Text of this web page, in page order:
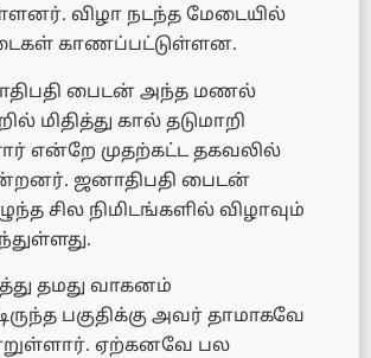
விழா நடந்த மேடையில்
காணப்பட்டுள்ளன.
பைடன் அந்த மணல்
மிதித்து கால் தடுமாறி
என்றே முதற்கட்ட தகவலில்
ஜனாதிபதி பைடன்
சில நிமிடங்களில் விழாவும்
தமது வாகனம்
பகுதிக்கு அவர் தாமாகவே
ஏற்கனவே பல